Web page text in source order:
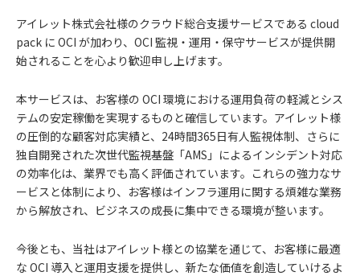
アイレット株式会社様のクラウド総合支援サービスである cloud
pack に OCI が加わり、OCI 監視・運用・保守サービスが提供開
始されることを心より歓迎申し上げます。
本サービスは、お客様の OCI 環境における運用負荷の軽減とシス
テムの安定稼働を実現するものと確信しています。アイレット様
の圧倒的な顧客対応実績と、24時間365日有人監視体制、さらに
独自開発された次世代監視基盤「AMS」によるインシデント対応
の効率化は、業界でも高く評価されています。これらの強力なサ
ービスと体制により、お客様はインフラ運用に関する煩雑な業務
から解放され、ビジネスの成長に集中できる環境が整います。
今後とも、当社はアイレット様との協業を通じて、お客様に最適
な OCI 導入と運用支援を提供し、新たな価値を創造していけるよ